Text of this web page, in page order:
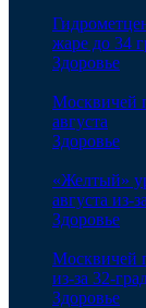
жаре до 34
Здоровье
Москвичей
августа
Здоровье
«Желтый»
августа из-
Здоровье
Москвичей
из-за 32-
Здоровье